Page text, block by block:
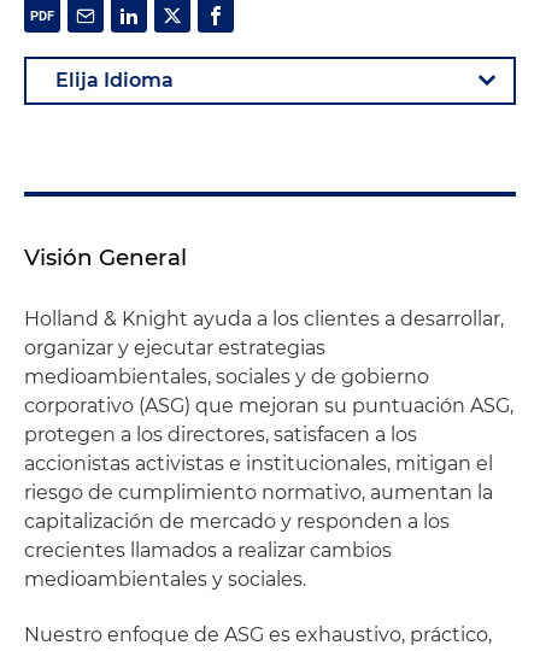
Visión General
Holland & Knight ayuda a los clientes a desarrollar,
organizar y ejecutar estrategias
medioambientales, sociales y de gobierno
corporativo (ASG) que mejoran su puntuación ASG,
protegen a los directores, satisfacen a los
accionistas activistas e institucionales, mitigan el
riesgo de cumplimiento normativo, aumentan la
capitalización de mercado y responden a los
crecientes llamados a realizar cambios
medioambientales y sociales.
Nuestro enfoque de ASG es exhaustivo, práctico,